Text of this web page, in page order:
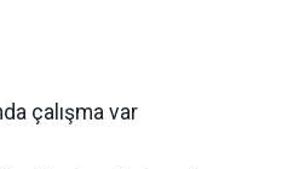
çalışma var